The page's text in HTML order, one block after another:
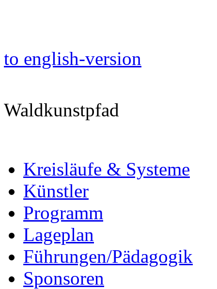
to english-version
Waldkunstpfad
Kreisläufe & Systeme
Künstler
Programm
Lageplan
Führungen/Pädagogik
Sponsoren